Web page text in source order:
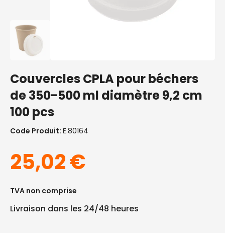
Couvercles CPLA pour béchers
de 350-500 ml diamètre 9,2 cm
100 pcs
Code Produit: E.80164
25,02€
TVA non comprise
Livraison dans les 24/48 heures